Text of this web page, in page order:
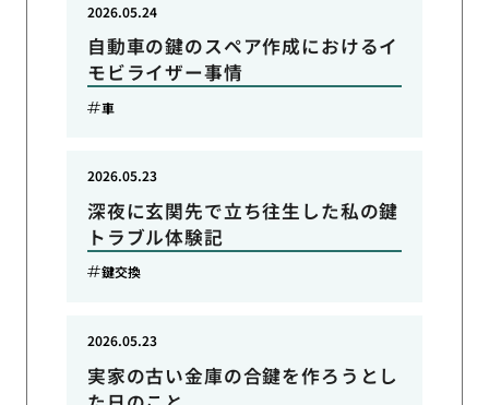
自動車の鍵のスペア作成におけるイ
モビライザー事情
2026.05.24
車
深夜に玄関先で立ち往生した私の鍵
トラブル体験記
2026.05.23
鍵交換
実家の古い金庫の合鍵を作ろうとし
2026.05.23